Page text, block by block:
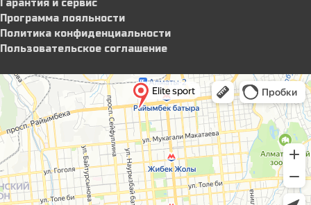
Гарантия и сервис
Программа лояльности
Политика конфиденциальности
Пользовательское соглашение